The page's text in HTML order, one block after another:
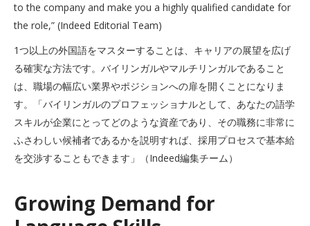
to the company and make you a highly qualified candidate for
the role,” (Indeed Editorial Team)
1つ以上の外国語をマスターすることは、キャリアの展望を広げ
る確実な方法です。バイリンガルやマルチリンガルであること
は、職場の幅広い業界やポジションへの扉を開くことになりま
す。「バイリンガルのプロフェッショナルとして、あなたの語学
スキルが企業にとってどのような資産であり、その職務に非常に
ふさわしい候補者であるかを説明すれば、採用プロセスで基本給
を交渉することもできます」（Indeed編集チーム）
Growing Demand for